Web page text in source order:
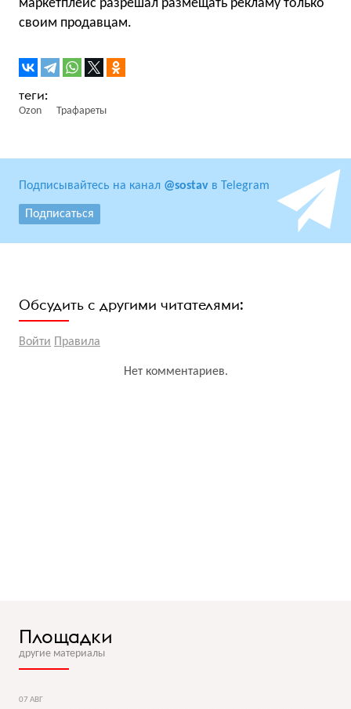
маркетплейс разрешал размещать рекламу только
своим продавцам.
Ozon Трафареты
Подписывайтесь на канал @sostav в Telegram
Подписаться
Обсудить с другими читателями:
Войти Правила
Нет комментариев.
Площадки
другие материалы
07 АВГ